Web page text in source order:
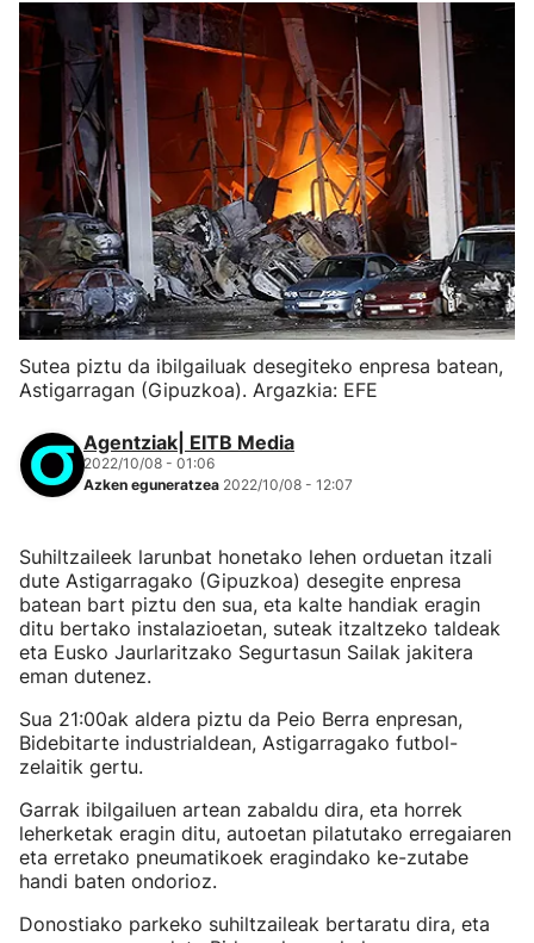
Sutea piztu da ibilgailuak desegiteko enpresa batean,
Astigarragan (Gipuzkoa). Argazkia: EFE
Agentziak| EITB Media
2022/10/08 - 01:06
Azken eguneratzea 2022/10/08 - 12:07
Suhiltzaileek larunbat honetako lehen orduetan itzali
dute Astigarragako (Gipuzkoa) desegite enpresa
batean bart piztu den sua, eta kalte handiak eragin
ditu bertako instalazioetan, suteak itzaltzeko taldeak
eta Eusko Jaurlaritzako Segurtasun Sailak jakitera
eman dutenez.
Sua 21:00ak aldera piztu da Peio Berra enpresan,
Bidebitarte industrialdean, Astigarragako futbol-
zelaitik gertu.
Garrak ibilgailuen artean zabaldu dira, eta horrek
leherketak eragin ditu, autoetan pilatutako erregaiaren
eta erretako pneumatikoek eragindako ke-zutabe
handi baten ondorioz.
Donostiako parkeko suhiltzaileak bertaratu dira, eta